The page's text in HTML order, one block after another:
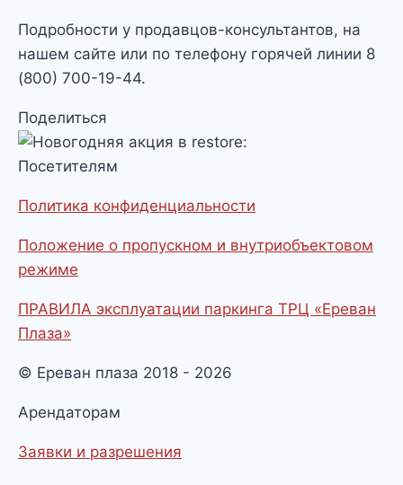
Подробности у продавцов-консультантов, на
нашем сайте или по телефону горячей линии 8
(800) 700-19-44.
Поделиться
Посетителям
Политика конфиденциальности
Положение о пропускном и внутриобъектовом
режиме
ПРАВИЛА эксплуатации паркинга ТРЦ «Ереван
Плаза»
© Ереван плаза 2018 - 2026
Арендаторам
Заявки и разрешения